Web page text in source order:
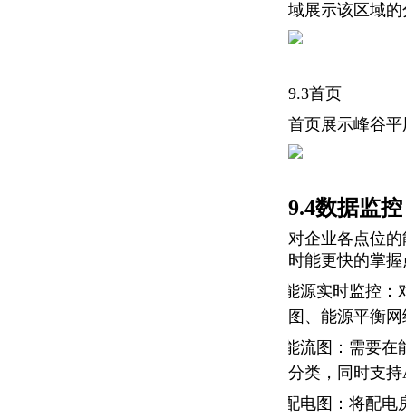
域展示该区域
9.3首页
首页展示峰谷
9.4数据监控
对企业各点位
时能更快的掌
能源实时监控
图、能源平衡
能流图：需要
分类，同时支
配电图：将配